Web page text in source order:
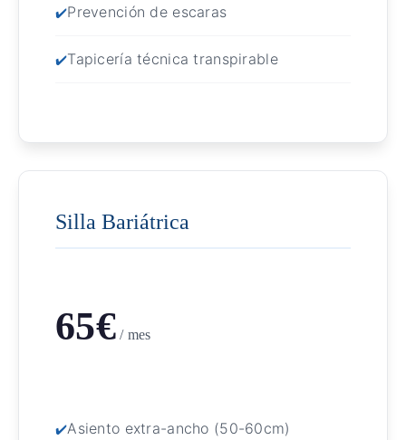
Prevención de escaras
Tapicería técnica transpirable
Silla Bariátrica
65€/ mes
Asiento extra-ancho (50-60cm)